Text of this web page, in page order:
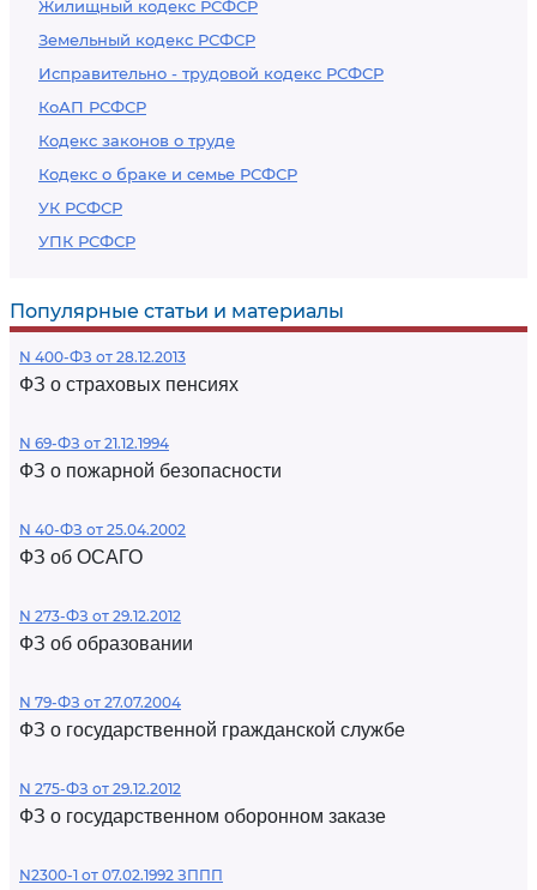
Жилищный кодекс РСФСР
Земельный кодекс РСФСР
Исправительно - трудовой кодекс РСФСР
КоАП РСФСР
Кодекс законов о труде
Кодекс о браке и семье РСФСР
УК РСФСР
УПК РСФСР
Популярные статьи и материалы
N 400-ФЗ от 28.12.2013
ФЗ о страховых пенсиях
N 69-ФЗ от 21.12.1994
ФЗ о пожарной безопасности
N 40-ФЗ от 25.04.2002
ФЗ об ОСАГО
N 273-ФЗ от 29.12.2012
ФЗ об образовании
N 79-ФЗ от 27.07.2004
ФЗ о государственной гражданской службе
N 275-ФЗ от 29.12.2012
ФЗ о государственном оборонном заказе
N2300-1 от 07.02.1992 ЗППП